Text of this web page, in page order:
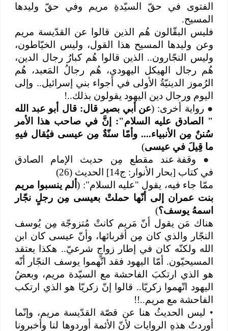
الفتوى في حقّ السيّدةِ مريم وفي حقّ وليدها
المسيح.
فليس البقّالون هُم الذين قالوا عن القدّيسة مريم
وعن وليدها المسيح هذا القول، وليس الخيّاطون،
وليس النجّارون.. الذين قالوا هُم كبارُ رجال الدين،
هُم رجال الهيكل اليهودي، هُم رجالُ المَعبد، هُم
الرُموز الدينيّةُ الأولى في أجواء بني إسرائيل.. وإلى
اليوم ورجال دين اليهود يقولون بذلك..!
●
رواية أخرى: ( عن أبي بصير قال: قال أبو عبد الله
" الصادق عليه‌ السلام": إنَّ في صاحب هذا الأمر
سُننٌ مِن الأنبياء.... وأمّا سنّةٌ مِن عيسى فيُقال فيهِ
ما قِيلَ في عيسى)
●
وقفة عند مقطع مِن حديث الإمام الصادق
في كتاب [بحار الأنوار: ج14] الحديث (26)
ممّا جاء فيه، يقول "عليه السلام": ( ألم ينسبوا مريم
بنت عمران إلى أنّها حملتْ بعيسى مِن رجلٍ نجّار
اسمهُ يوسف؟)
هناك مَن يقول أنّ مَريم كانتْ مُتزوجّة مِن يُوسف
النجّار والذي كان مِن أقربائها، وأنّ عيسى كان ابن
الله ولكنّه كان في إطار زواجٍ شرعيّ.. هكذا يعتقد
المسيحيّون. أمّا اليهود فقد اتّهموا يوسف النجّار أنّه
هو الذي ارتكبَ الفاحشة مع السيّدة مريم، وبعضُ
اليهود اتّهموا زكريّا.. قالوا إنّ زكريّا هو الذي ارتكب
الفاحشة مع مريم..!!
• ليس الحديثُ هنا عن قصّة القدّيسة مريم، وإنّما
أوردتُ هذهِ الروايات لأنّ الأئمة أوردوها لنا وأخبرونا